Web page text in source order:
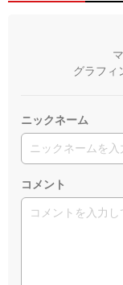
グラフィ
ニックネーム
コメント